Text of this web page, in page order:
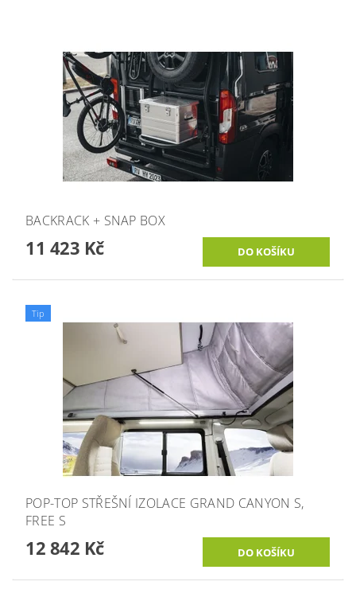
BACKRACK + SNAP BOX
11 423 Kč
Tip
POP-TOP STŘEŠNÍ IZOLACE GRAND CANYON S,
FREE S
12 842 Kč